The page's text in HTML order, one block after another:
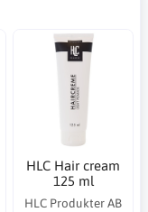
HLC Hair cream
125 ml
HLC Produkter AB